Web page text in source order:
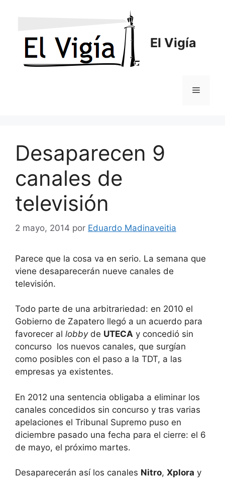
El Vigía
Menú
Desaparecen 9
canales de
televisión
2 mayo, 2014 por Eduardo Madinaveitia
Parece que la cosa va en serio. La semana que
viene desaparecerán nueve canales de
televisión.
Todo parte de una arbitrariedad: en 2010 el
Gobierno de Zapatero llegó a un acuerdo para
favorecer al lobbyde UTECA y concedió sin
concurso los nuevos canales, que surgían
como posibles con el paso a la TDT, a las
empresas ya existentes.
En 2012 una sentencia obligaba a eliminar los
canales concedidos sin concurso y tras varias
apelaciones el Tribunal Supremo puso en
diciembre pasado una fecha para el cierre: el 6
de mayo, el próximo martes.
Desaparecerán así los canales Nitro, Xplora y